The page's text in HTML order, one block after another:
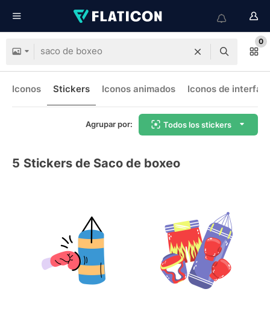
0
Iconos Stickers Iconos animados Iconos de interfaz
Agrupar por: Todos los stickers
5 Stickers de Saco de boxeo